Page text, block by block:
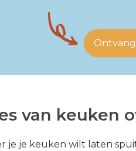
van keuken
je je keuken wilt laten